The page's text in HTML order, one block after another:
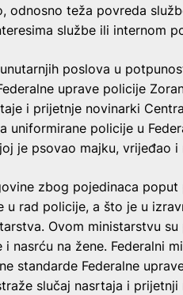
odnosno teža povreda
službe ili internom
poslova u
uprave policije
i prijetnje novinarki
uniformirane policije u
je psovao majku, vrijeđao i
zbog pojedinaca
u rad policije, a što je u
Ovom ministarstvu
nasrću na žene. Federalni
standarde Federalne
slučaj nasrtaja i